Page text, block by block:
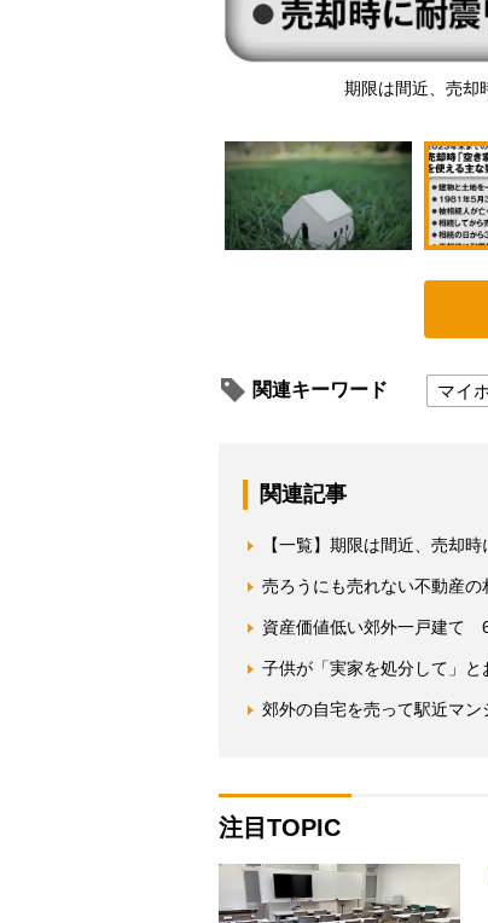
期限は間近、売却
関連キーワード マイ
関連記事
【一覧】期限は間近、売却
売ろうにも売れない不動産
資産価値低い郊外一戸建て
子供が「実家を処分して」
郊外の自宅を売って駅近マ
注目TOPIC